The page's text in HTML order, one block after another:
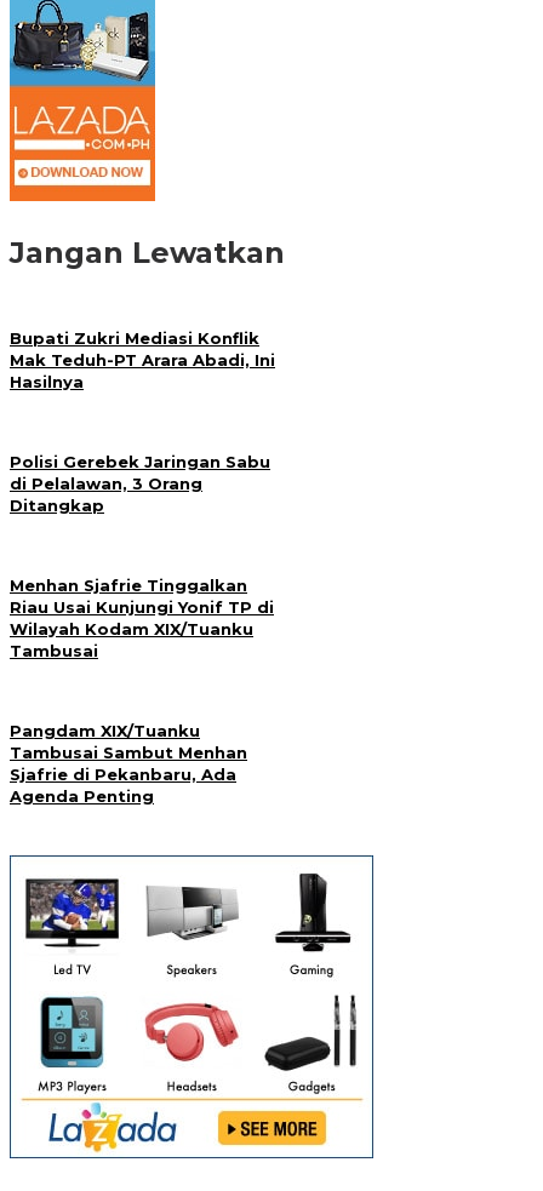
Jangan Lewatkan
Bupati Zukri Mediasi Konflik
Mak Teduh-PT Arara Abadi, Ini
Hasilnya
Polisi Gerebek Jaringan Sabu
di Pelalawan, 3 Orang
Ditangkap
Menhan Sjafrie Tinggalkan
Riau Usai Kunjungi Yonif TP di
Wilayah Kodam XIX/Tuanku
Tambusai
Pangdam XIX/Tuanku
Tambusai Sambut Menhan
Sjafrie di Pekanbaru, Ada
Agenda Penting